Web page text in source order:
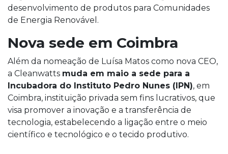
desenvolvimento de produtos para Comunidades
de Energia Renovável.
Nova sede em Coimbra
Além da nomeação de Luísa Matos como nova CEO,
a Cleanwatts muda em maio a sede para a
Incubadora do Instituto Pedro Nunes (IPN), em
Coimbra, instituição privada sem fins lucrativos, que
visa promover a inovação e a transferência de
tecnologia, estabelecendo a ligação entre o meio
científico e tecnológico e o tecido produtivo.